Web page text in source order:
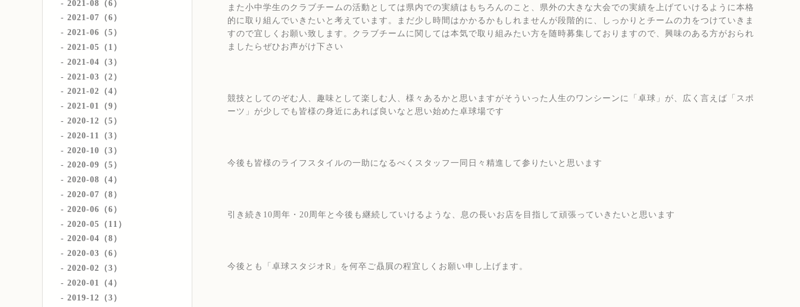
2021-08（6）
2021-07（6）
2021-06（5）
2021-05（1）
2021-04（3）
2021-03（2）
2021-02（4）
2021-01（9）
2020-12（5）
2020-11（3）
2020-10（3）
2020-09（5）
2020-08（4）
2020-07（8）
2020-06（6）
2020-05（11）
2020-04（8）
2020-03（6）
2020-02（3）
2020-01（4）
2019-12（3）
また小中学生のクラブチームの活動としては県内での実績はもちろんのこと、県外の大きな大会での実績を上げていけるように本格
的に取り組んでいきたいと考えています。まだ少し時間はかかるかもしれませんが段階的に、しっかりとチームの力をつけていきま
すので宜しくお願い致します。クラブチームに関しては本気で取り組みたい方を随時募集しておりますので、興味のある方がおられ
ましたらぜひお声がけ下さい
競技としてのぞむ人、趣味として楽しむ人、様々あるかと思いますがそういった人生のワンシーンに「卓球」が、広く言えば「スポ
ーツ」が少しでも皆様の身近にあれば良いなと思い始めた卓球場です
今後も皆様のライフスタイルの一助になるべくスタッフ一同日々精進して参りたいと思います
引き続き10周年・20周年と今後も継続していけるような、息の長いお店を目指して頑張っていきたいと思います
今後とも「卓球スタジオR」を何卒ご贔屓の程宜しくお願い申し上げます。